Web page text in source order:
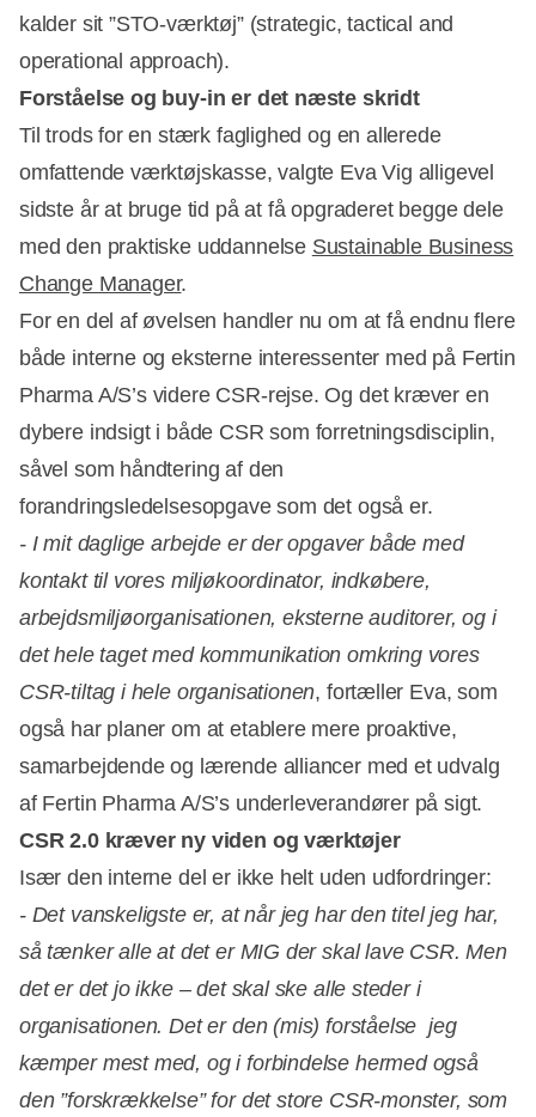
kalder sit ”STO-værktøj” (strategic, tactical and
operational approach).
Forståelse og buy-in er det næste skridt
Til trods for en stærk faglighed og en allerede
omfattende værktøjskasse, valgte Eva Vig alligevel
sidste år at bruge tid på at få opgraderet begge dele
med den praktiske uddannelse Sustainable Business
Change Manager.
For en del af øvelsen handler nu om at få endnu flere
både interne og eksterne interessenter med på Fertin
Pharma A/S’s videre CSR-rejse. Og det kræver en
dybere indsigt i både CSR som forretningsdisciplin,
såvel som håndtering af den
forandringsledelsesopgave som det også er.
- I mit daglige arbejde er der opgaver både med
kontakt til vores miljøkoordinator, indkøbere,
arbejdsmiljøorganisationen, eksterne auditorer, og i
det hele taget med kommunikation omkring vores
CSR-tiltag i hele organisationen, fortæller Eva, som
også har planer om at etablere mere proaktive,
samarbejdende og lærende alliancer med et udvalg
af Fertin Pharma A/S’s underleverandører på sigt.
CSR 2.0 kræver ny viden og værktøjer
Især den interne del er ikke helt uden udfordringer:
- Det vanskeligste er, at når jeg har den titel jeg har,
så tænker alle at det er MIG der skal lave CSR. Men
det er det jo ikke – det skal ske alle steder i
organisationen. Det er den (mis) forståelse jeg
kæmper mest med, og i forbindelse hermed også
den ”forskrækkelse” for det store CSR-monster, som